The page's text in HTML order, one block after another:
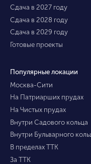
Сдача в 2027 году
Сдача в 2028 году
Сдача в 2029 году
Готовые проекты
Популярные локации
Москва-Сити
На Патриарших прудах
На Чистых прудах
Внутри Садового кольца
Внутри Бульварного
В пределах ТТК
За ТТК